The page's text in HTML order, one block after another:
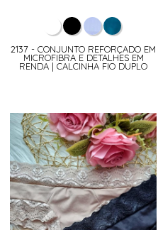
2137 - CONJUNTO REFORÇADO EM
MICROFIBRA E DETALHES EM
RENDA | CALCINHA FIO DUPLO